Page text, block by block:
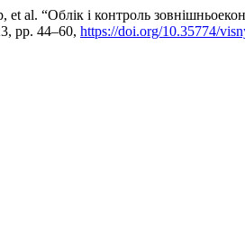
al. “Облік і контроль
pp. 44–60, https://doi.org/10.35774/